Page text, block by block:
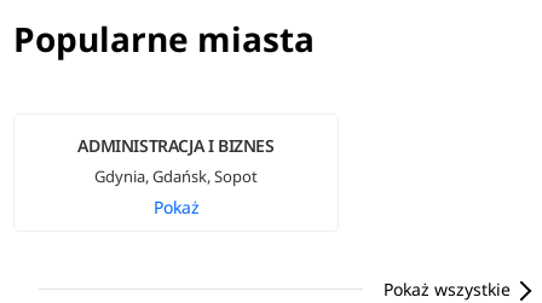
Popularne miasta
ADMINISTRACJA I BIZNES
Gdynia, Gdańsk, Sopot
Pokaż
Pokaż wszystkie